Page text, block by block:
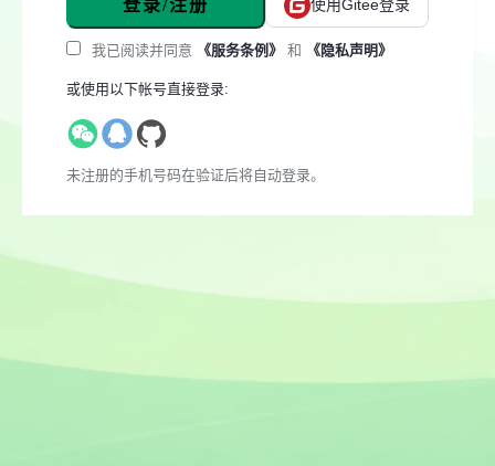
登录/注册 使用Gitee登录
我已阅读并同意 《服务条例》 和 《隐私声明》
或使用以下帐号直接登录:
未注册的手机号码在验证后将自动登录。